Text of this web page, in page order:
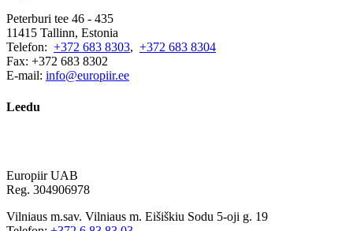
Peterburi tee 46 - 435
11415 Tallinn, Estonia
Telefon: +372 683 8303, +372 683 8304
Fax: +372 683 8302
E-mail: info@europiir.ee
Leedu
Europiir UAB
Reg. 304906978
Vilniaus m.sav. Vilniaus m. Eišiškiu Sodu 5-oji g. 19